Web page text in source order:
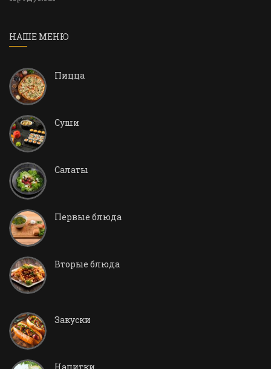
НАШЕ МЕНЮ
Пицца
Суши
Салаты
Первые блюда
Вторые блюда
Закуски